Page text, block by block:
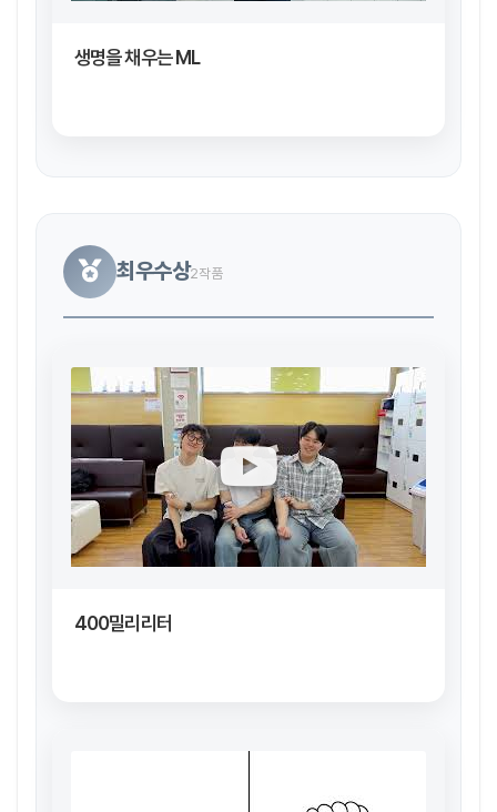
생명을 채우는 ML
최우수상2작품
400밀리리터